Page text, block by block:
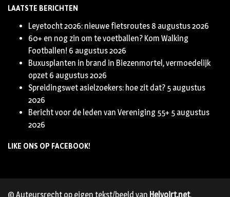
LAATSTE BERICHTEN
Leyetocht 2026: nieuwe fietsroutes 8 augustus 2026
60+ en nog zin om te voetballen? Kom Walking
Footballen! 6 augustus 2026
Buxusplanten in brand in Biezenmortel, vermoedelijk
opzet 6 augustus 2026
Spreidingswet asielzoekers: hoe zit dat? 5 augustus
2026
Bericht voor de leden van Vereniging 55+ 5 augustus
2026
LIKE ONS OP FACEBOOK!
© Auteursrecht op eigen tekst/beeld van Helvoirt.net,